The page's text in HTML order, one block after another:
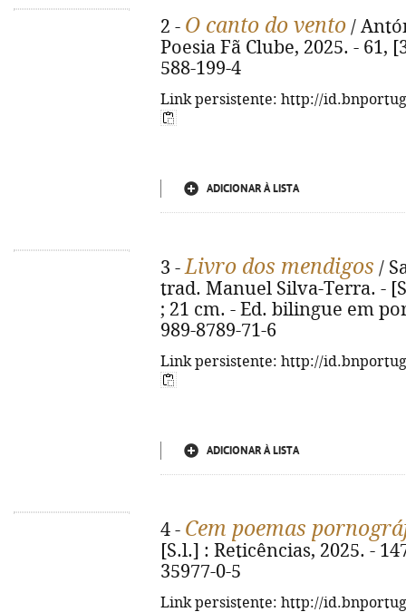
2 - O canto do vento /
Poesia Fã Clube, 2025. - 61,
588-199-4
Link persistente: http://
ADICIONAR À LISTA
3 -Livro dos mendigos /
trad. Manuel Silva-Terra. -
; 21 cm. - Ed. bilingue em
989-8789-71-6
Link persistente: http://
ADICIONAR À LISTA
4 - Cem poemas
[S.l.] : Reticências, 2025. -
35977-0-5
Link persistente: http://